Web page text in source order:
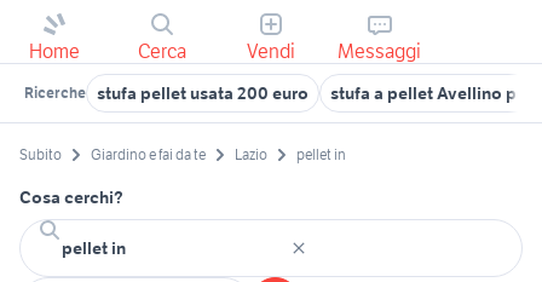
Home Cerca Vendi Messaggi
Ricerche stufa pellet usata 200 euro stufa a pellet Avellino
Subito Giardino e fai da te Lazio pellet in
Cosa cerchi?